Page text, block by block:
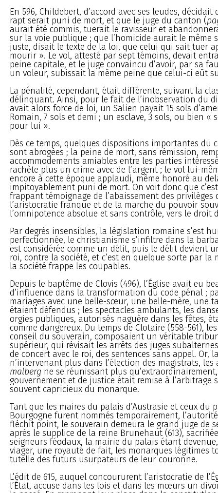
En 596, Childebert, d’accord avec ses leudes,
rapt serait puni de mort, et que le juge du canton (
aurait été commis, tuerait le ravisseur et
sur la voie publique ; que l’homicide aurait le même
juste, disait le texte de la loi, que celui qui sait tuer
mourir ». Le vol, attesté par sept témoins, devait
peine capitale, et le juge convaincu d’avoir, par sa
un voleur, subissait la même peine que celui-ci eût
La pénalité, cependant, était différente, suivant la
délinquant. Ainsi, pour le fait de l’inobservation du
avait alors force de loi, un Salien payait 15 sols
Romain, 7 sols et demi ; un esclave, 3 sols, ou bien «
pour lui ».
Dès ce temps, quelques dispositions importantes du
sont abrogées ; la peine de mort, sans rémission,
accommodements amiables entre les parties
rachète plus un crime avec de l’argent ; le vol lui-
encore à cette époque applaudi, même honoré au
impitoyablement puni de mort. On voit donc que
frappant témoignage de l’abaissement des privilèges
l’aristocratie franque et de la marche du pouvoir
l’omnipotence absolue et sans contrôle, vers le droit
Par degrés insensibles, la législation romaine s’est
perfectionnée, le christianisme s’infiltre dans la
est considérée comme un délit, puis le délit devient
roi, contre la société, et c’est en quelque sorte par la
la société frappe les coupables.
Depuis le baptême de Clovis (496), l’Église avait eu
d’influence dans la transformation du code pénal ;
mariages avec une belle-sœur, une belle-mère, une
étaient défendus ; les spectacles ambulants, les
orgies publiques, autorisés naguère dans les fêtes,
comme dangereux. Du temps de Clotaire (558-561),
conseil du souverain, composaient un véritable
supérieur, qui révisait les arrêts des juges
de concert avec le roi, des sentences sans appel. Or,
n’intervenant plus dans l’élection des magistrats, les
malberg ne se réunissant plus
gouvernement et de justice était remise à l’arbitrage
souvent capricieux du monarque.
Tant que les maires du palais d’Austrasie et ceux du
Bourgogne furent nommés temporairement,
fléchit point, le souverain demeura le grand juge de
après le supplice de la reine Brunehaut (613),
seigneurs féodaux, la mairie du palais étant
viager, une royauté de fait, les monarques légitimes
tutelle des futurs usurpateurs de leur couronne.
L’édit de 615, auquel concoururent l’aristocratie de
l’État, accuse dans les lois et dans les mœurs un